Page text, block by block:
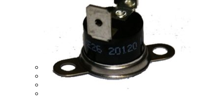
OBMEDZOVACÍ TERMOSTAT 105°C
4,20€